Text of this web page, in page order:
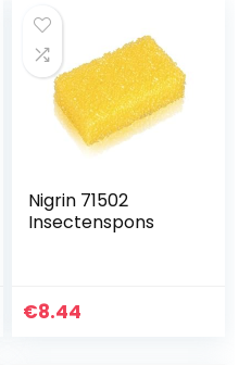
Nigrin 71502
Insectenspons
€8.44